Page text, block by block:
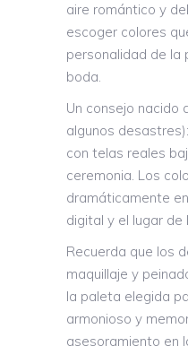
aire romántico y
escoger colores
personalidad de la
boda.
Un consejo nacido
algunos
con telas reales
ceremonia. Los
dramáticamente
digital y el lugar de
Recuerda que los
maquillaje y
la paleta elegida
armonioso y
asesoramiento en